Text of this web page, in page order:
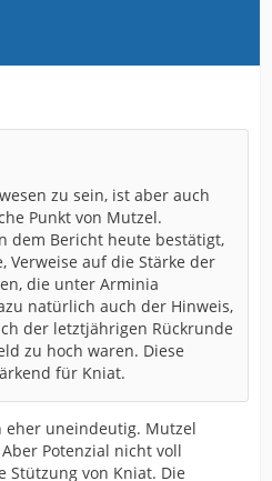
zu sein, ist aber auch
Punkt von Mutzel.
dem Bericht heute bestätigt,
Verweise auf die Stärke der
die unter Arminia
natürlich auch der Hinweis,
der letztjährigen Rückrunde
zu hoch waren. Diese
für Kniat.
eher uneindeutig. Mutzel
Potenzial nicht voll
Stützung von Kniat. Die